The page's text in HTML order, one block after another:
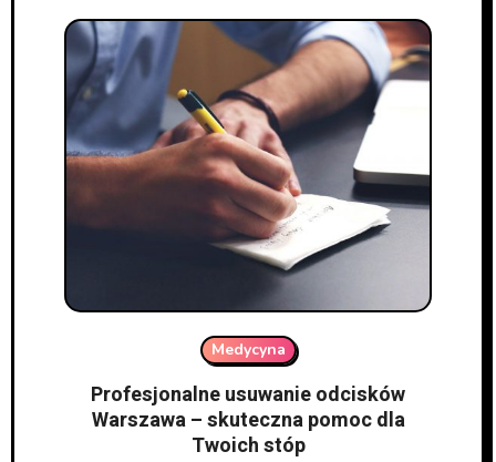
Medycyna
Profesjonalne usuwanie odcisków
Warszawa – skuteczna pomoc dla
Twoich stóp